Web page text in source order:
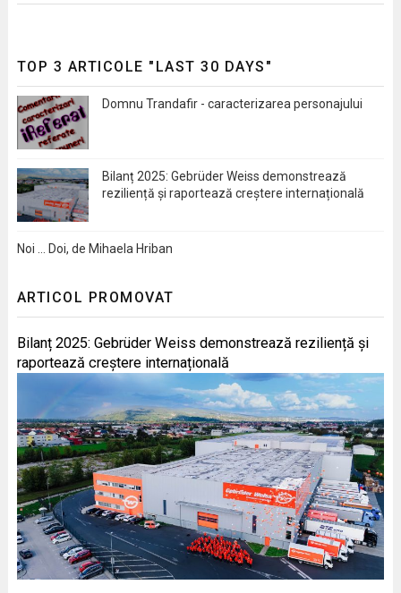
TOP 3 ARTICOLE "LAST 30 DAYS"
Domnu Trandafir - caracterizarea personajului
Bilanț 2025: Gebrüder Weiss demonstrează
reziliență și raportează creștere internațională
Noi … Doi, de Mihaela Hriban
ARTICOL PROMOVAT
Bilanț 2025: Gebrüder Weiss demonstrează reziliență și
raportează creștere internațională